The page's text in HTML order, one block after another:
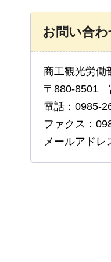
お問い合わ
商工観光労
〒880-8501
電話：0985-
ファクス：
メールアドレ